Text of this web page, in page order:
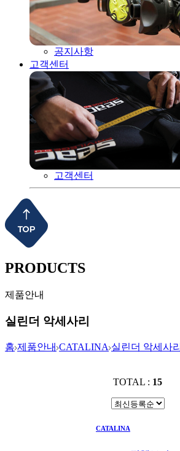
공지사항
고객센터
고객센터
PRODUCTS
제품안내
실린더 악세사리
홈 제품안내 CATALINA 실린더 악세사리
TOTAL : 15
CATALINA